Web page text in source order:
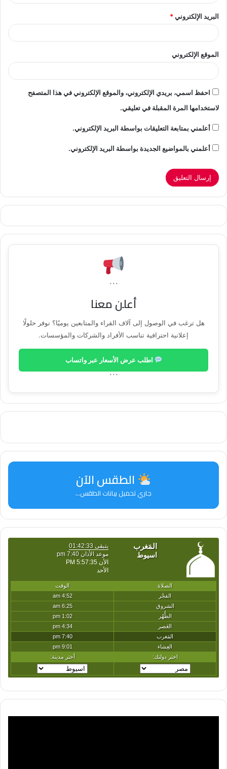
البريد الإلكتروني*
الموقع الإلكتروني
احفظ اسمي، بريدي الإلكتروني، والموقع الإلكتروني في هذا المتصفح
لاستخدامها المرة المقبلة في تعليقي.
أعلمني بمتابعة التعليقات بواسطة البريد الإلكتروني.
أعلمني بالمواضيع الجديدة بواسطة البريد الإلكتروني.
```
أعلن معنا
هل ترغب في الوصول إلى آلاف القراء والمتابعين يوميًا؟ نوفر حلولًا
إعلانية احترافية تناسب الأفراد والشركات والمؤسسات.
اطلب عرض الأسعار عبر واتساب
```
الطقس الآن
جاري تحميل بيانات الطقس...